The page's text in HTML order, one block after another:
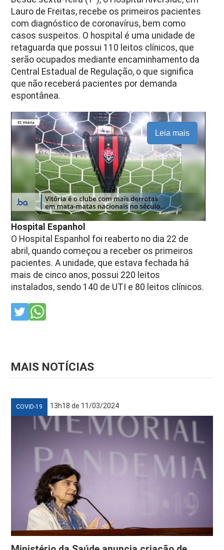
Lauro de Freitas, recebe os primeiros pacientes
com diagnóstico de coronavírus, bem como
casos suspeitos. O hospital é uma unidade de
retaguarda que possui 110 leitos clínicos, que
serão ocupados mediante encaminhamento da
Central Estadual de Regulação, o que significa
que não receberá pacientes por demanda
espontânea.
Leia mais
Hospital Espanhol
O Hospital Espanhol foi reaberto no dia 22 de
abril, quando começou a receber os primeiros
pacientes. A unidade, que estava fechada há
mais de cinco anos, possui 220 leitos
instalados, sendo 140 de UTI e 80 leitos clínicos.
MAIS NOTÍCIAS
COVID-19 13h18 de 11/03/2024